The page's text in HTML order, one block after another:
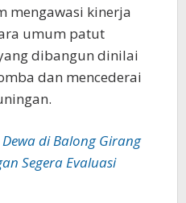
mengawasi kinerja
umum patut
dibangun dinilai
dan mencederai
di Balong Girang
Segera Evaluasi